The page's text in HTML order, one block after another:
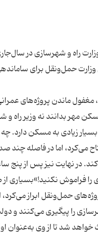
راه و شهرسازی در سال‌جاری
مغفول ماندن پروژه‌های
مهر بدانند نه وزیر راه
بسیار زیادی به مسکن دارد.
می‌کرد، اما در فاصله چند
در نهایت نیز پس از پنج
را فراموش نکنید!»بسیاری
پروژه‌های حمل‌ونقل ابراز
را پیگیری می‌کنند و
شد تا از وی به‌عنوان